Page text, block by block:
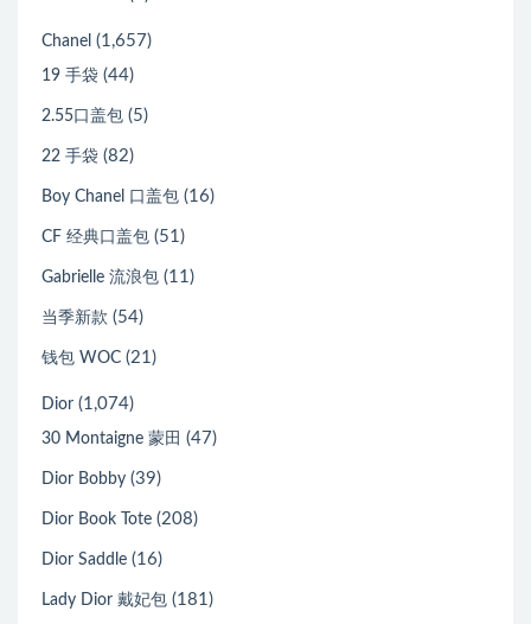
Chanel (1,657)
19 手袋 (44)
2.55口盖包 (5)
22 手袋 (82)
Boy Chanel 口盖包 (16)
CF 经典口盖包 (51)
Gabrielle 流浪包 (11)
当季新款 (54)
钱包 WOC (21)
Dior (1,074)
30 Montaigne 蒙田 (47)
Dior Bobby (39)
Dior Book Tote (208)
Dior Saddle (16)
Lady Dior 戴妃包 (181)